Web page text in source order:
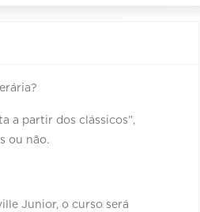
a partir dos clássicos”,
ou não. ⠀
Junior, o curso será